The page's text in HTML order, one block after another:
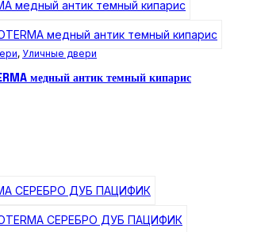
, Уличные двери
медный антик темный кипарис